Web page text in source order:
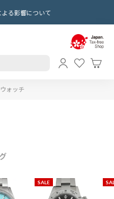
る影響について
ォッチ
SALE